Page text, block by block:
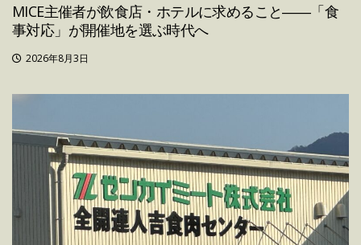
MICE主催者が飲食店・ホテルに求めること――「食
事対応」が開催地を選ぶ時代へ
2026年8月3日